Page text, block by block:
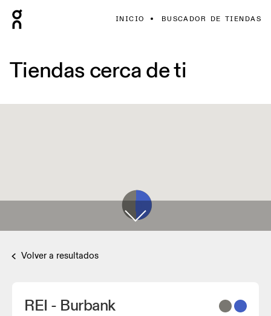
INICIO BUSCADOR DE TIENDAS
Tiendas cerca de ti
Volver a resultados
REI - Burbank